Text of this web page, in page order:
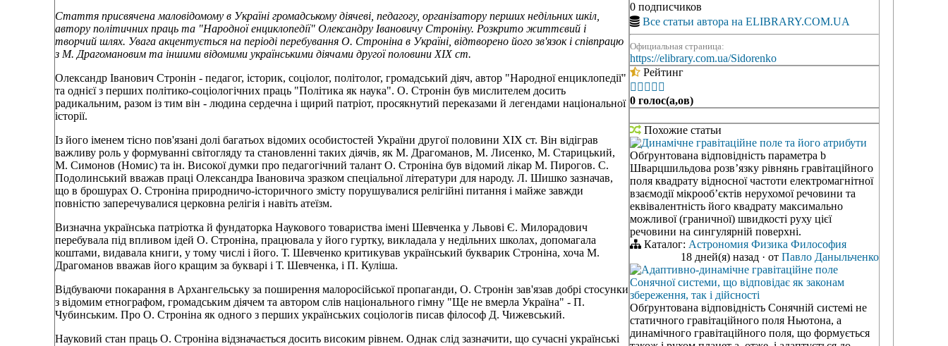
Стаття присвячена маловідомому в Україні громадському діячеві, педагогу, організатору перших недільних шкіл,
автору політичних праць та "Народної енциклопедії" Олександру Івановичу Строніну. Розкрито життєвий і
творчий шлях. Увага акцентується на періоді перебування О. Строніна в Україні, відтворено його зв'язок і співпрацю
з М. Драгомановим та іншими відомими українськими діячами другої половини XIX cm.
Олександр Іванович Стронін - педагог, історик, соціолог, політолог, громадський діяч, автор "Народної енциклопедії"
та однієї з перших політико-соціологічних праць "Політика як наука". О. Стронін був мислителем досить
радикальним, разом із тим він - людина сердечна і щирий патріот, просякнутий переказами й легендами національної
історії.
Із його іменем тісно пов'язані долі багатьох відомих особистостей України другої половини XIX ст. Він відіграв
важливу роль у формуванні світогляду та становленні таких діячів, як М. Драгоманов, М. Лисенко, М. Старицький,
М. Симонов (Номис) та ін. Високої думки про педагогічний талант О. Строніна був відомий лікар М. Пирогов. С.
Подолинський вважав праці Олександра Івановича зразком спеціальної літератури для народу. Л. Шишко зазначав,
що в брошурах О. Строніна природничо-історичного змісту порушувалися релігійні питання і майже завжди
повністю заперечувалися церковна релігія і навіть атеїзм.
Визначна українська патріотка й фундаторка Наукового товариства імені Шевченка у Львові Є. Милорадович
перебувала під впливом ідей О. Строніна, працювала у його гуртку, викладала у недільних школах, допомагала
коштами, видавала книги, у тому числі і його. Т. Шевченко критикував український букварик Строніна, хоча М.
Драгоманов вважав його кращим за букварі і Т. Шевченка, і П. Куліша.
Відбуваючи покарання в Архангельську за поширення малоросійської пропаганди, О. Стронін зав'язав добрі стосунки
з відомим етнографом, громадським діячем та автором слів національного гімну "Ще не вмерла Україна" - П.
Чубинським. Про О. Строніна як одного з перших українських соціологів писав філософ Д. Чижевський.
Науковий стан праць О. Строніна відзначається досить високим рівнем. Однак слід зазначити, що сучасні українські
0 подписчиков
Все статьи автора на ELIBRARY.COM.UA
Официальная страница:
https://elibrary.com.ua/Sidorenko
Рейтинг
    
0 голос(а,ов)
Похожие статьи
Динамічне гравітаційне поле та його атрибути
Обґрунтована відповідність параметра b
Шварцшильдова розв’язку рівнянь гравітаційного
поля квадрату відносної частоти електромагнітної
взаємодії мікрооб’єктів нерухомої речовини та
еквівалентність його квадрату максимально
можливої (граничної) швидкості руху цієї
речовини на сингулярній поверхні.
Каталог: Астрономия Физика Философия
18 дней(я) назад · от Павло Даныльченко
Адаптивно-динамічне гравітаційне поле
Сонячної системи, що відповідає як законам
збереження, так і дійсності
Обґрунтована відповідність Сонячній системі не
статичного гравітаційного поля Ньютона, а
динамічного гравітаційного поля, що формується